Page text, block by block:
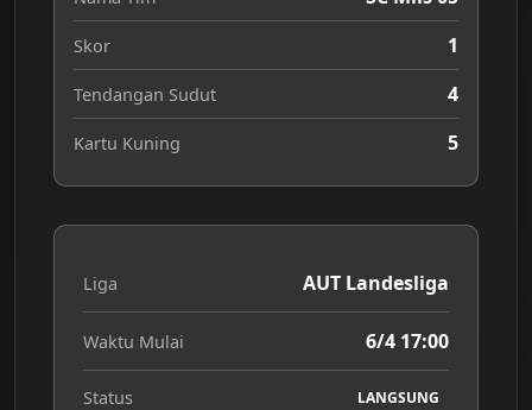
Skor 1
Tendangan Sudut 4
Kartu Kuning 5
Liga AUT Landesliga
Waktu Mulai 6/4 17:00
Status LANGSUNG